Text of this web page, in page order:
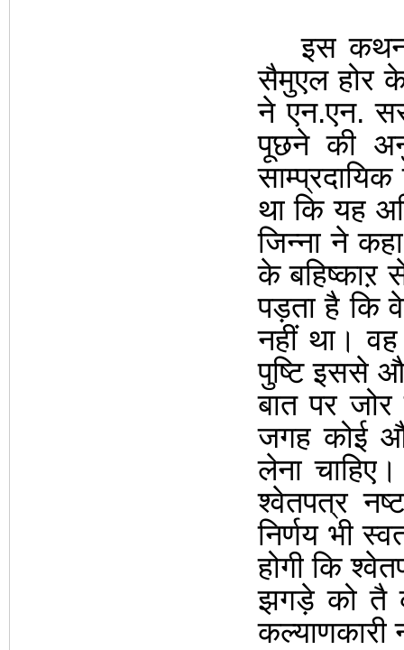
इस कथन
सैमुएल होर के
ने एन.एन.
पूछने की
था कि यह
जिन्ना ने
के बहिष्काऱ
पड़ता है कि
नहीं था।
पुष्टि इससे
बात पर
जगह कोई
लेना
श्वेतपत्र
निर्णय भी
होगी कि
झगड़े को तै
कल्याणकारी